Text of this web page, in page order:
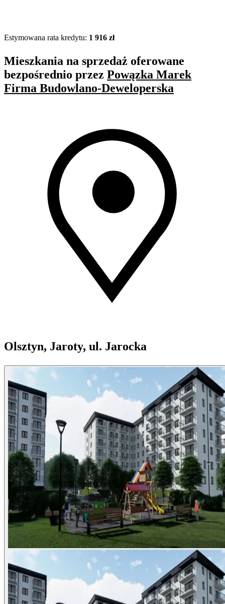
Estymowana rata kredytu: 1 916 zł
Mieszkania na sprzedaż oferowane
bezpośrednio przez Powązka Marek
Firma Budowlano-Deweloperska
Olsztyn, Jaroty, ul. Jarocka